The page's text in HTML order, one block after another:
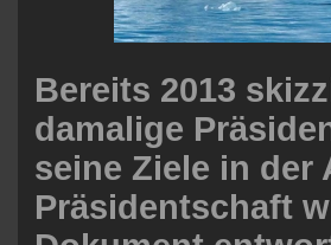
Bereits 2013
damalige
seine Ziele in der
Präsidentschaft